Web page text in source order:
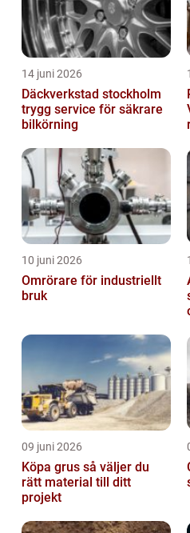
14 juni 2026
Däckverkstad stockholm
trygg service för säkrare
bilkörning
10 juni 2026
Omrörare för industriellt
bruk
09 juni 2026
Köpa grus så väljer du
rätt material till ditt
projekt